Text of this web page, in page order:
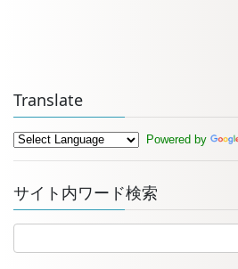
Translate
Powered by
サイト内ワード検索